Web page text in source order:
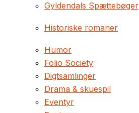
Gyldendals Spættebøger
Historiske romaner
Humor
Folio Society
Digtsamlinger
Drama & skuespil
Eventyr